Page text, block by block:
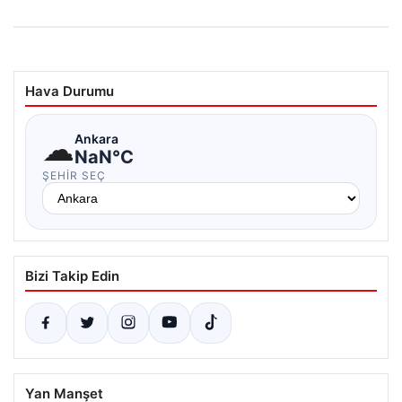
Hava Durumu
☁Ankara
NaN°C
ŞEHIR SEÇ
Bizi Takip Edin
Yan Manşet